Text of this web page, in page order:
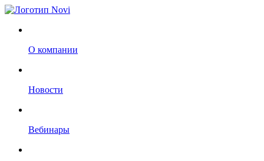
О компании
Новости
Вебинары